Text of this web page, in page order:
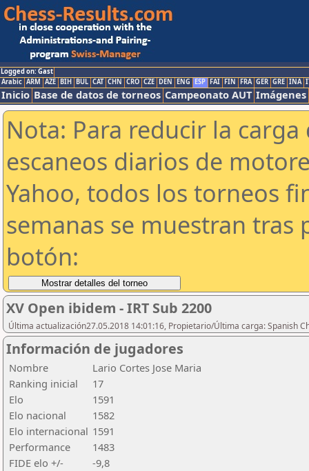
Logged on: Gast
Arabic ARM AZE BIH BUL CAT CHN CRO CZE DEN ENG ESP FAI FIN FRA GER GRE INA
Inicio Base de datos de torneos Campeonato AUT Imágenes
Nota: Para reducir la
escaneos diarios de
Yahoo, todos los torneos
semanas se muestran tras
botón:
XV Open ibidem - IRT Sub 2200
Última actualización27.05.2018 14:01:16, Propietario/Última carga: Spanish
Información de jugadores
Nombre
Lario Cortes Jose Maria
Ranking inicial
17
Elo
1591
Elo nacional
1582
Elo internacional 1591
Performance
1483
FIDE elo +/-
-9,8